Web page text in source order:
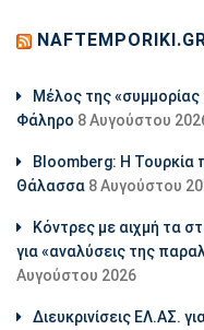
Μέλος της
Φάληρο 8 Αυγούστου
Bloomberg: Η Τουρκία
Θάλασσα 8 Αυγούστου
Κόντρες με αιχμή τα
για «αναλύσεις της
Αυγούστου 2026
Διευκρινίσεις ΕΛ.ΑΣ.